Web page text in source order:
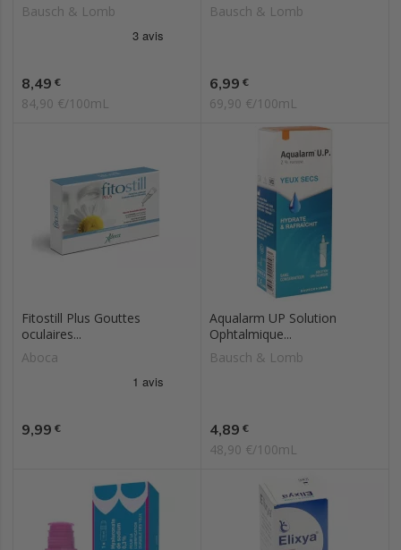
Bausch & Lomb
Prix
8,49 €
84,90 €/100mL
Bausch & Lomb
Prix
6,99 €
69,90 €/100mL
Fitostill Plus Gouttes
oculaires...
Aboca
Prix
9,99 €
Aqualarm UP Solution
Ophtalmique...
Bausch & Lomb
Prix
4,89 €
48,90 €/100mL